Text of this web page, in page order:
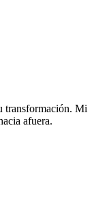
transformación. Mi
afuera.